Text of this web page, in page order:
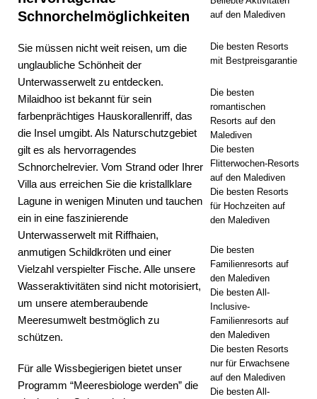
Preis
REISENA
EN
Centara
Lagoon
Maldives
romantisc
Urlaubsan
Schnorchelmöglichkeiten
Sie müssen nicht weit reisen, um die
unglaubliche Schönheit der
Unterwasserwelt zu entdecken.
Milaidhoo ist bekannt für sein
farbenprächtiges Hauskorallenriff, das
die Insel umgibt. Als Naturschutzgebiet
gilt es als hervorragendes
Schnorchelrevier. Vom Strand oder Ihrer
Villa aus erreichen Sie die kristallklare
Lagune in wenigen Minuten und tauchen
ein in eine faszinierende
Unterwasserwelt mit Riffhaien,
anmutigen Schildkröten und einer
Vielzahl verspielter Fische. Alle unsere
Wasseraktivitäten sind nicht motorisiert,
um unsere atemberaubende
Meeresumwelt bestmöglich zu
schützen.
Für alle Wissbegierigen bietet unser
Programm “Meeresbiologe werden” die
auf den Malediven
Die besten Resorts
mit Bestpreisgarantie
Die besten
romantischen
Resorts auf den
Malediven
Die besten
Flitterwochen-Resorts
auf den Malediven
Die besten Resorts
für Hochzeiten auf
den Malediven
Die besten
Familienresorts auf
den Malediven
Die besten All-
Inclusive-
Familienresorts auf
den Malediven
Die besten Resorts
nur für Erwachsene
auf den Malediven
Die besten All-